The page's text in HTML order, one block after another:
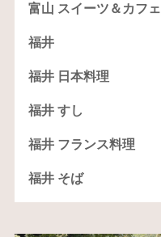
富山 スイーツ＆カフェ
福井
福井 日本料理
福井 すし
福井 フランス料理
福井 そば